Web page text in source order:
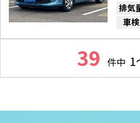
排気
車検
39 件中 1